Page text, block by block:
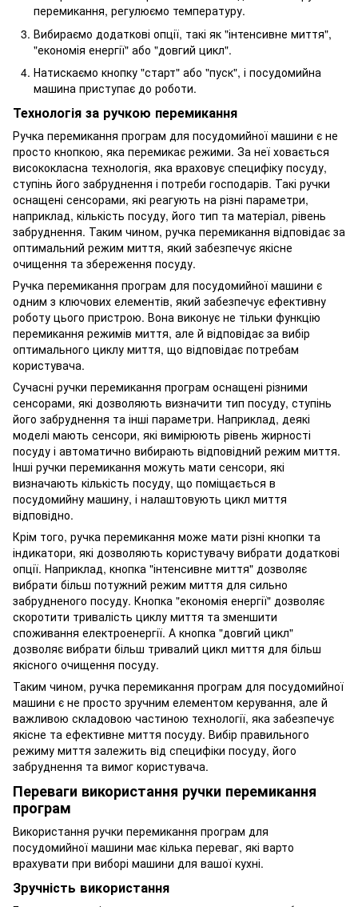
перемикання, регулюємо температуру.
Вибираємо додаткові опції, такі як "інтенсивне миття",
"економія енергії" або "довгий цикл".
Натискаємо кнопку "старт" або "пуск", і посудомийна
машина приступає до роботи.
Технологія за ручкою перемикання
Ручка перемикання програм для посудомийної машини є не
просто кнопкою, яка перемикає режими. За неї ховається
висококласна технологія, яка враховує специфіку посуду,
ступінь його забруднення і потреби господарів. Такі ручки
оснащені сенсорами, які реагують на різні параметри,
наприклад, кількість посуду, його тип та матеріал, рівень
забруднення. Таким чином, ручка перемикання відповідає за
оптимальний режим миття, який забезпечує якісне
очищення та збереження посуду.
Ручка перемикання програм для посудомийної машини є
одним з ключових елементів, який забезпечує ефективну
роботу цього пристрою. Вона виконує не тільки функцію
перемикання режимів миття, але й відповідає за вибір
оптимального циклу миття, що відповідає потребам
користувача.
Сучасні ручки перемикання програм оснащені різними
сенсорами, які дозволяють визначити тип посуду, ступінь
його забруднення та інші параметри. Наприклад, деякі
моделі мають сенсори, які вимірюють рівень жирності
посуду і автоматично вибирають відповідний режим миття.
Інші ручки перемикання можуть мати сенсори, які
визначають кількість посуду, що поміщається в
посудомийну машину, і налаштовують цикл миття
відповідно.
Крім того, ручка перемикання може мати різні кнопки та
індикатори, які дозволяють користувачу вибрати додаткові
опції. Наприклад, кнопка "інтенсивне миття" дозволяє
вибрати більш потужний режим миття для сильно
забрудненого посуду. Кнопка "економія енергії" дозволяє
скоротити тривалість циклу миття та зменшити
споживання електроенергії. А кнопка "довгий цикл"
дозволяє вибрати більш тривалий цикл миття для більш
якісного очищення посуду.
Таким чином, ручка перемикання програм для посудомийної
машини є не просто зручним елементом керування, але й
важливою складовою частиною технології, яка забезпечує
якісне та ефективне миття посуду. Вибір правильного
режиму миття залежить від специфіки посуду, його
забруднення та вимог користувача.
Переваги використання ручки перемикання
програм
Використання ручки перемикання програм для
посудомийної машини має кілька переваг, які варто
врахувати при виборі машини для вашої кухні.
Зручність використання